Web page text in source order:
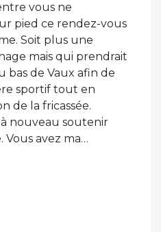
vous ne
pied ce rendez-vous
Soit plus une
mais qui prendrait
bas de Vaux afin de
sportif tout en
de la fricassée.
nouveau soutenir
avez ma…